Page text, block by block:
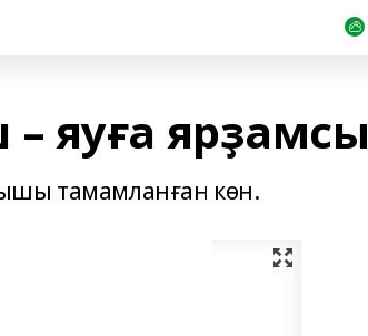
яуға ярҙамсы
тамамланған көн.